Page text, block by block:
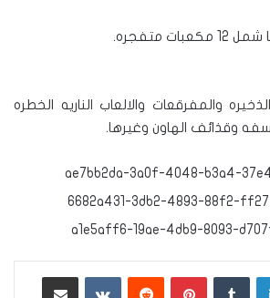
والمفرقعات والالعاب الناريه الخطره
وقذائف الهاون وغيرها.
لينكدإن بينتيريست ‏VKontakte